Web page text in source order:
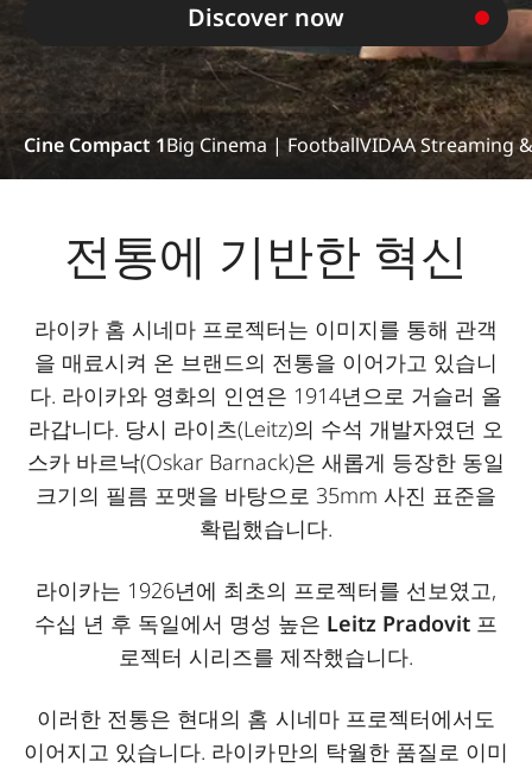
Discover now
Cine Compact 1Big Cinema | FootballVIDAA Streaming
전통에 기반한 혁신
라이카 홈 시네마 프로젝터는 이미지를 통해 관객
을 매료시켜 온 브랜드의 전통을 이어가고 있습니
다. 라이카와 영화의 인연은 1914년으로 거슬러 올
라갑니다. 당시 라이츠(Leitz)의 수석 개발자였던 오
스카 바르낙(Oskar Barnack)은 새롭게 등장한 동일
크기의 필름 포맷을 바탕으로 35mm 사진 표준을
확립했습니다.
라이카는 1926년에 최초의 프로젝터를 선보였고,
수십 년 후 독일에서 명성 높은 Leitz Pradovit 프
로젝터 시리즈를 제작했습니다.
이러한 전통은 현대의 홈 시네마 프로젝터에서도
이어지고 있습니다. 라이카만의 탁월한 품질로 이미